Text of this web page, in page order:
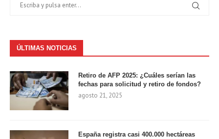
ÚLTIMAS NOTICIAS
Retiro de AFP 2025: ¿Cuáles serían las
fechas para solicitud y retiro de fondos?
agosto 21, 2025
España registra casi 400.000 hectáreas